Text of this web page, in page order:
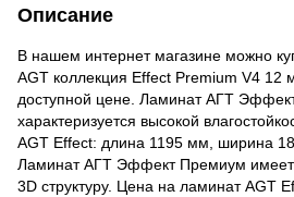
Описание
В нашем интернет магазине можно
AGT коллекция Effect Premium V4 12
доступной цене. Ламинат АГТ
характеризуется высокой
AGT Effect: длина 1195 мм, ширина
Ламинат АГТ Эффект Премиум
3D структуру. Цена на ламинат AGT